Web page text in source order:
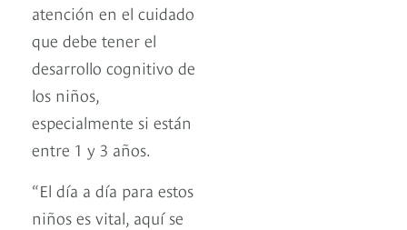
atención en el cuidado
que debe tener el
desarrollo cognitivo de
los niños,
especialmente si están
entre 1 y 3 años.
“El día a día para estos
niños es vital, aquí se